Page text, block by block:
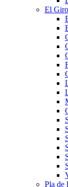
El
Pla de